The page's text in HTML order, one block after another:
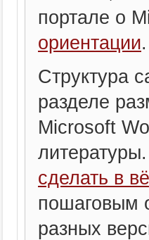
портале о
ориентации.
Структура
разделе
Microsoft
сделать в
пошаговым
разных